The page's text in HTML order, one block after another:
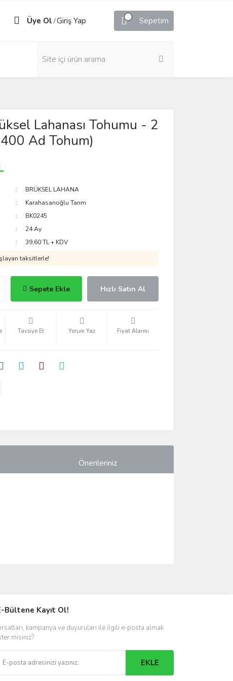
Üye Ol /Giriş Yap Sepetim
Lahanası Tohumu - 2
Ad Tohum)
BRÜKSEL LAHANA
Karahasanoğlu Tarım
BK0245
24 Ay
39,60 TL + KDV
taksitlerle!
Sepete Ekle Hızlı Satın Al
Tavsiye Et Yorum Yaz Fiyat Alarmı
Önerileriniz
Bültene Kayıt Ol!
kampanya ve duyuruları ile ilgili e-posta almak
misiniz?
EKLE